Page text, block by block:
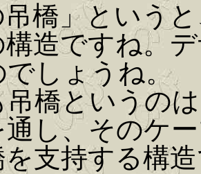
吊橋」という
造ですね。
しょうね。
吊橋というの
通し、そのケ
支持する構